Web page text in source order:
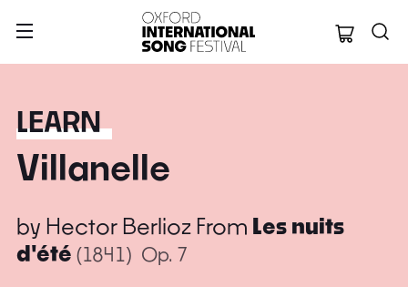
Oxford
LEARN
Villanelle
by Hector Berlioz From Les nuits
d'été (1841) Op. 7